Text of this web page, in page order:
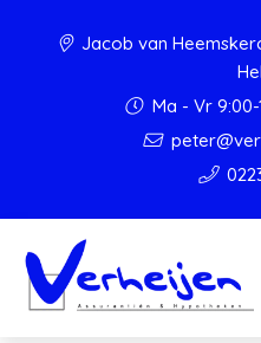
Jacob van
Ma - Vr 9:00-